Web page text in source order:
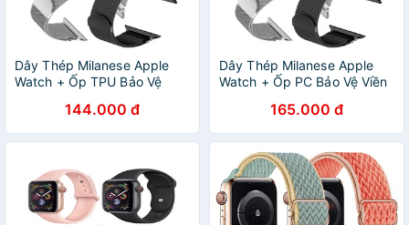
Dây Thép Milanese Apple
Watch + Ốp TPU Bảo Vệ
7/6/5/SE/4/3/2/1 Size 38-
40-41-42-44-45
144.000 đ
Dây Thép Milanese Apple
Watch + Ốp PC Bảo Vệ Viền
7/6/5/SE/4/3/2/1 Size 38-
40-41-42-44-45
165.000 đ